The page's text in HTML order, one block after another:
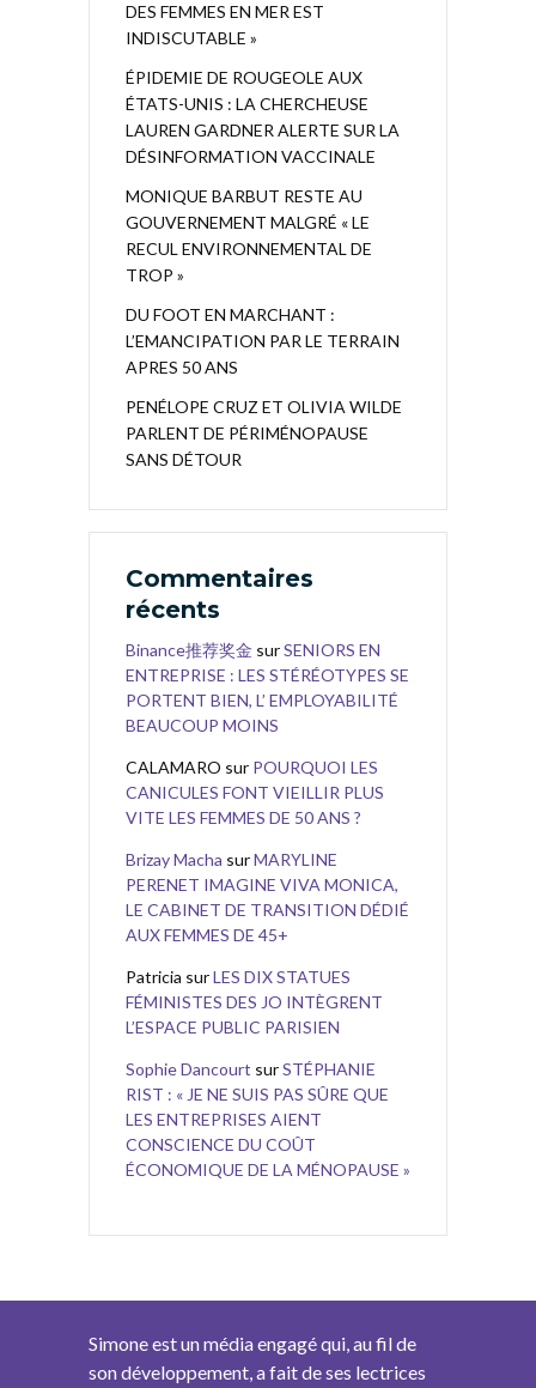
DES FEMMES EN MER EST
INDISCUTABLE »
ÉPIDEMIE DE ROUGEOLE AUX
ÉTATS-UNIS : LA CHERCHEUSE
LAUREN GARDNER ALERTE SUR LA
DÉSINFORMATION VACCINALE
MONIQUE BARBUT RESTE AU
GOUVERNEMENT MALGRÉ « LE
RECUL ENVIRONNEMENTAL DE
TROP »
DU FOOT EN MARCHANT :
L’EMANCIPATION PAR LE TERRAIN
APRES 50 ANS
PENÉLOPE CRUZ ET OLIVIA WILDE
PARLENT DE PÉRIMÉNOPAUSE
SANS DÉTOUR
Commentaires
récents
Binance推荐奖金 surSENIORS EN
ENTREPRISE : LES STÉRÉOTYPES SE
PORTENT BIEN, L’ EMPLOYABILITÉ
BEAUCOUP MOINS
CALAMARO sur POURQUOI LES
CANICULES FONT VIEILLIR PLUS
VITE LES FEMMES DE 50 ANS ?
Brizay Macha surMARYLINE
PERENET IMAGINE VIVA MONICA,
LE CABINET DE TRANSITION DÉDIÉ
AUX FEMMES DE 45+
Patricia surLES DIX STATUES
FÉMINISTES DES JO INTÈGRENT
L’ESPACE PUBLIC PARISIEN
Sophie Dancourt surSTÉPHANIE
RIST : « JE NE SUIS PAS SÛRE QUE
LES ENTREPRISES AIENT
CONSCIENCE DU COÛT
ÉCONOMIQUE DE LA MÉNOPAUSE »
Simone est un média engagé qui, au fil de
son développement, a fait de ses lectrices